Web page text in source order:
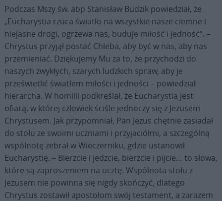
Podczas Mszy św. abp Stanisław Budzik powiedział, że
„Eucharystia rzuca światło na wszystkie nasze ciemne i
niejasne drogi, ogrzewa nas, buduje miłość i jedność”. –
Chrystus przyjął postać Chleba, aby być w nas, aby nas
przemieniać. Dziękujemy Mu za to, że przychodzi do
naszych zwykłych, szarych ludzkich spraw, aby je
prześwietlić światłem miłości i jedności – powiedział
hierarcha. W homilii podkreślał, że Eucharystia jest
ofiarą, w której człowiek ściśle jednoczy się z Jezusem
Chrystusem. Jak przypomniał, Pan Jezus chętnie zasiadał
do stołu ze swoimi uczniami i przyjaciółmi, a szczególną
wspólnotę zebrał w Wieczerniku, gdzie ustanowił
Eucharystię. – Bierzcie i jedzcie, bierzcie i pijcie… to słowa,
które są zaproszeniem na ucztę. Wspólnota stołu z
Jezusem nie powinna się nigdy skończyć, dlatego
Chrystus zostawił apostołom swój testament, a zarazem